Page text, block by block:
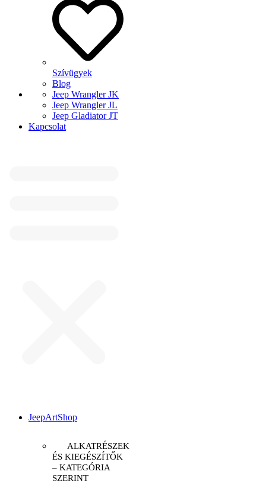
Szívügyek
Blog
Jeep Wrangler JK
Jeep Wrangler JL
Jeep Gladiator JT
Kapcsolat
JeepArtShop
ALKATRÉSZEK
ÉS KIEGÉSZÍTŐK
– KATEGÓRIA
SZERINT